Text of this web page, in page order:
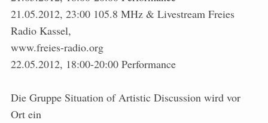
21.05.2012, 23:00 105.8 MHz & Livestream Freies
Radio Kassel,
www.freies-radio.org
22.05.2012, 18:00-20:00 Performance
Die Gruppe Situation of Artistic Discussion wird vor
Ort ein